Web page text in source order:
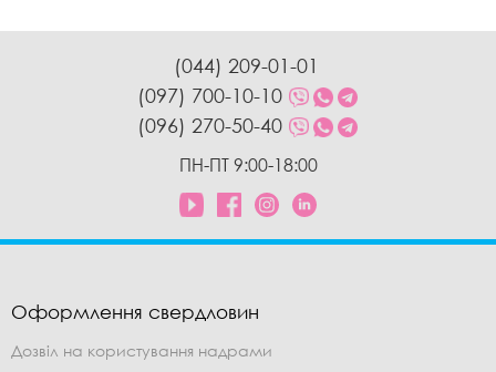
(044) 209-01-01
(097) 700-10-10
(096) 270-50-40
ПН-ПТ 9:00-18:00
Оформлення свердловин
Дозвіл на користування надрами